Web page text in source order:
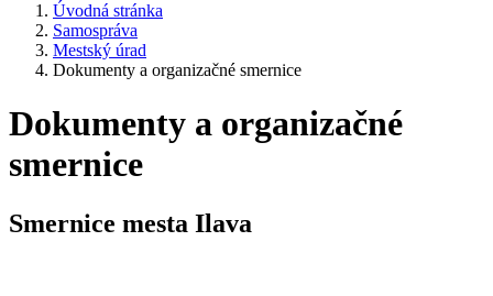
Úvodná stránka
Samospráva
Mestský úrad
Dokumenty a organizačné smernice
Dokumenty a organizačné
smernice
Smernice mesta Ilava